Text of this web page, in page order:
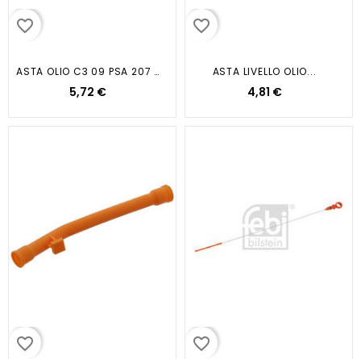
favorite_border
ASTA OLIO C3 09 PSA 207 07
5,72 €
favorite_border
ASTA LIVELLO OLIO...
4,81 €
favorite_border favorite_border